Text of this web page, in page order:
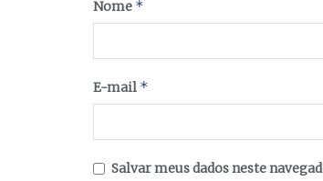
Nome *
E-mail *
Salvar meus dados neste